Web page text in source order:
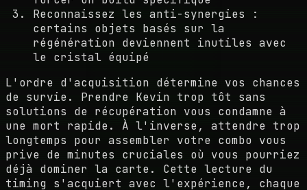
Reconnaissez les anti-synergies :
certains objets basés sur la
régénération deviennent inutiles avec
le cristal équipé
L'ordre d'acquisition détermine vos chances
de survie. Prendre Kevin trop tôt sans
solutions de récupération vous condamne à
une mort rapide. À l'inverse, attendre trop
longtemps pour assembler votre combo vous
prive de minutes cruciales où vous pourriez
déjà dominer la carte. Cette lecture du
timing s'acquiert avec l'expérience, chaque